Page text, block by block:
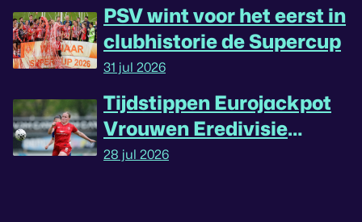
PSV wint voor het eerst in
clubhistorie de Supercup
31 jul 2026
Tijdstippen Eurojackpot
Vrouwen Eredivisie
omgedraaid
28 jul 2026